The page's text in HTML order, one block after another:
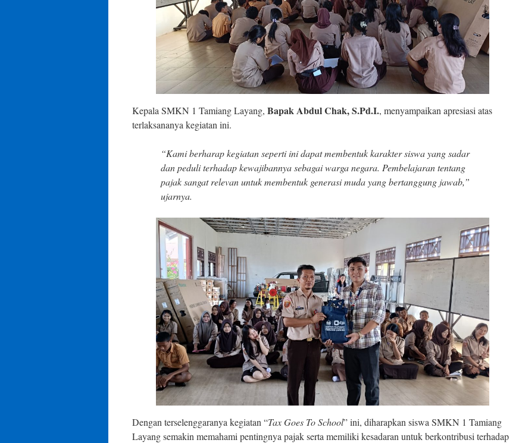
Kepala SMKN 1 Tamiang Layang, Bapak Abdul Chak, S.Pd.I., menyampaikan apresiasi atas
terlaksananya kegiatan ini.
“Kami berharap kegiatan seperti ini dapat membentuk karakter siswa yang sadar
dan peduli terhadap kewajibannya sebagai warga negara. Pembelajaran tentang
pajak sangat relevan untuk membentuk generasi muda yang bertanggung jawab,”
ujarnya.
Dengan terselenggaranya kegiatan “Tax Goes To School” ini, diharapkan siswa SMKN 1 Tamiang
Layang semakin memahami pentingnya pajak serta memiliki kesadaran untuk berkontribusi terhadap